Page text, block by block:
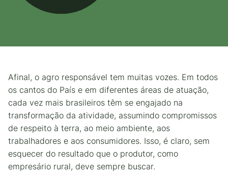
Afinal, o agro responsável tem muitas vozes. Em todos
os cantos do País e em diferentes áreas de atuação,
cada vez mais brasileiros têm se engajado na
transformação da atividade, assumindo compromissos
de respeito à terra, ao meio ambiente, aos
trabalhadores e aos consumidores. Isso, é claro, sem
esquecer do resultado que o produtor, como
empresário rural, deve sempre buscar.